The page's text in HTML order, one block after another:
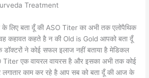
Treatment
के लिए बता दूँ की ASO Titer का अभी तक एलोपैथिक
कहावत कहते है न की Old is Gold आपको बता दूँ
ने कोई सफल इलाज नहीं बताया है मेडिकल
Titer एक वायरल वायरस है और इसका अभी तक कोई
लगातार काम कर रहे है आप सब को बता दूँ की आज के